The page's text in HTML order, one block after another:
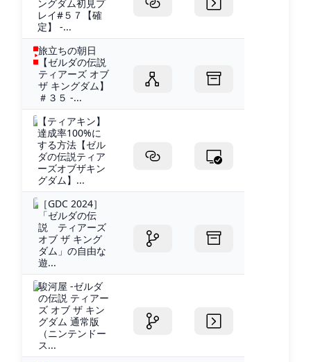
ングダム初見プ
レイ#５７【確
定】 -...
旅立ちの朝日
【ゼルダの伝説
ティアーズ オブ
ザ キングダム】
＃３５ -...
【ティアキン】
達成率100%に
する方法【ゼル
ダの伝説ティア
ーズオブザキン
グダム】...
［GDC 2024］
「ゼルダの伝
説 ティアーズ
オブ ザ キング
ダム」の自由な
遊...
駿河屋 -ゼルダ
の伝説 ティアー
ズ オブ ザ キン
グダム 通常版
（ニンテンドー
ス...